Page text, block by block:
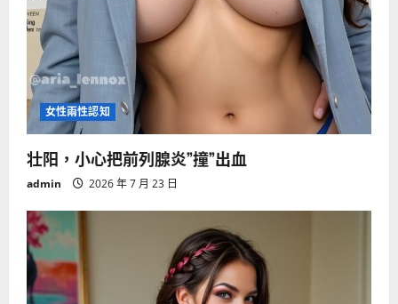
女性兩性認知
壮阳，小心把前列腺炎”撞”出血
admin 2026 年 7 月 23 日